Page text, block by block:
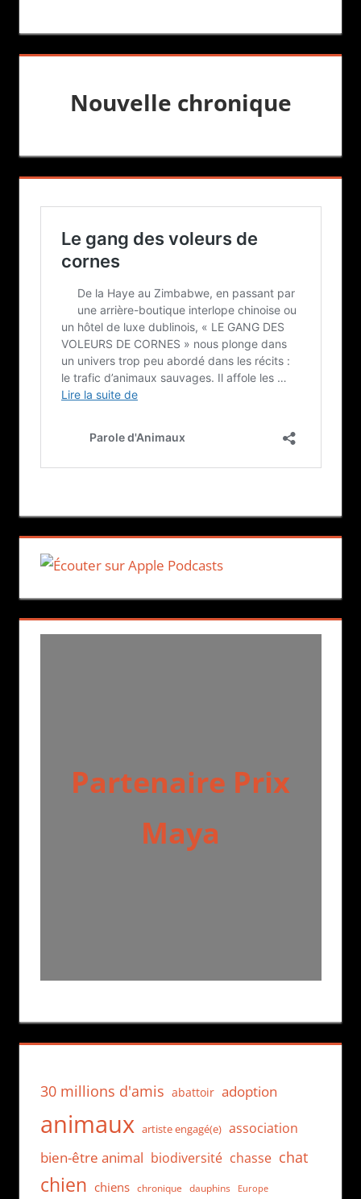
Nouvelle chronique
Partenaire Prix
Maya
30 millions d'amis abattoir adoption
animaux artiste engagé(e) association
bien-être animal biodiversité chasse chat
chien chiens chronique dauphins Europe